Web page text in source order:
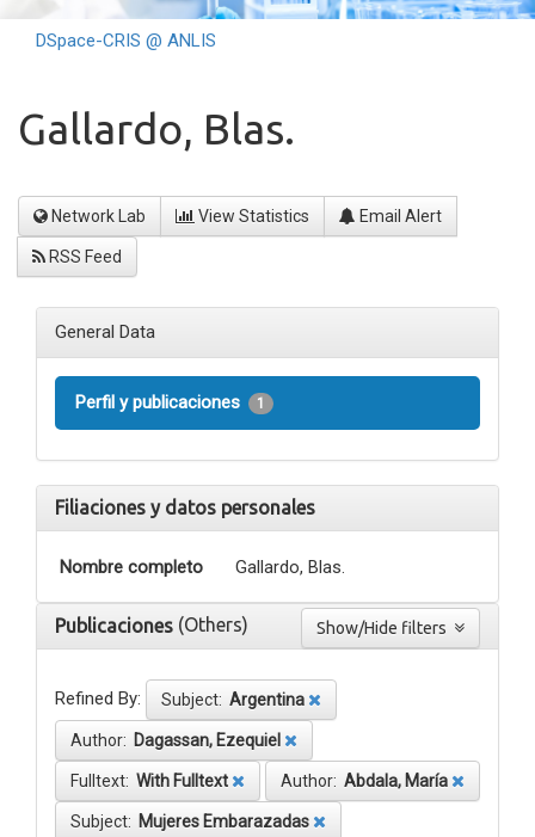
DSpace-CRIS @ ANLIS
Gallardo, Blas.
Network Lab View Statistics Email Alert
RSS Feed
General Data
Perfil y publicaciones 1
Filiaciones y datos personales
Nombre completo Gallardo, Blas.
Publicaciones (Others)
Refined By: Subject: Argentina
Author: Dagassan, Ezequiel
Fulltext: With Fulltext Author: Abdala, María
Subject: Mujeres Embarazadas